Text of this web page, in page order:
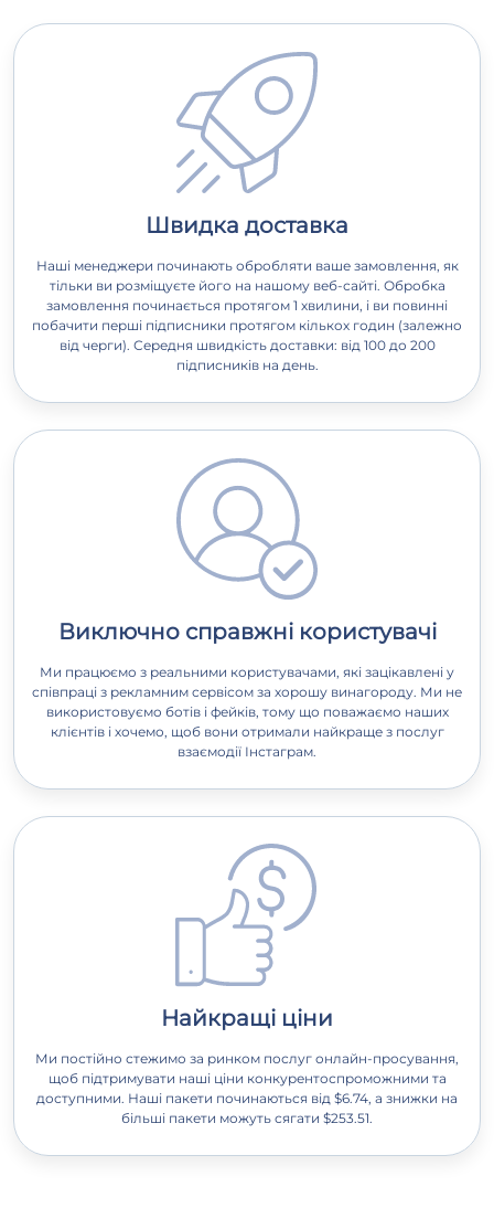
Швидка доставка
Наші менеджери починають обробляти ваше замовлення, як
тільки ви розміщуєте його на нашому веб-сайті. Обробка
замовлення починається протягом 1 хвилини, і ви повинні
побачити перші підписники протягом кількох годин (залежно
від черги). Середня швидкість доставки: від 100 до 200
підписників на день.
Виключно справжні користувачі
Ми працюємо з реальними користувачами, які зацікавлені у
співпраці з рекламним сервісом за хорошу винагороду. Ми не
використовуємо ботів і фейків, тому що поважаємо наших
клієнтів і хочемо, щоб вони отримали найкраще з послуг
взаємодії Інстаграм.
Найкращі ціни
Ми постійно стежимо за ринком послуг онлайн-просування,
щоб підтримувати наші ціни конкурентоспроможними та
доступними. Наші пакети починаються від $6.74, а знижки на
більші пакети можуть сягати $253.51.